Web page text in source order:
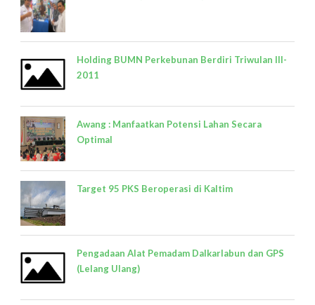
Holding BUMN Perkebunan Berdiri Triwulan III-
2011
Awang : Manfaatkan Potensi Lahan Secara
Optimal
Target 95 PKS Beroperasi di Kaltim
Pengadaan Alat Pemadam Dalkarlabun dan GPS
(Lelang Ulang)